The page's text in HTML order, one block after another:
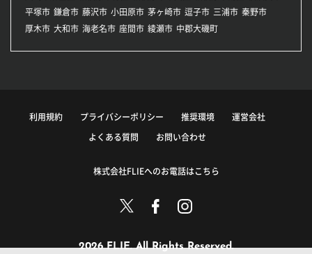
平塚市 鎌倉市 藤沢市 小田原市 茅ヶ崎市 逗子市 三浦市 秦野市
厚木市 大和市 海老名市 座間市 綾瀬市 中郡大磯町
利用規約 プライバシーポリシー 推奨環境 運営会社
よくある質問 お問い合わせ
株式会社FLIEへのお電話はこちら
2026 FLIE. All Rights Reserved.